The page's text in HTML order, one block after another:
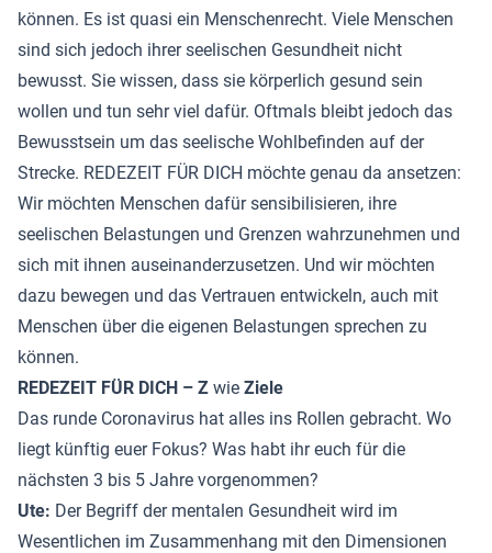
können. Es ist quasi ein Menschenrecht. Viele Menschen
sind sich jedoch ihrer seelischen Gesundheit nicht
bewusst. Sie wissen, dass sie körperlich gesund sein
wollen und tun sehr viel dafür. Oftmals bleibt jedoch das
Bewusstsein um das seelische Wohlbefinden auf der
Strecke. REDEZEIT FÜR DICH möchte genau da ansetzen:
Wir möchten Menschen dafür sensibilisieren, ihre
seelischen Belastungen und Grenzen wahrzunehmen und
sich mit ihnen auseinanderzusetzen. Und wir möchten
dazu bewegen und das Vertrauen entwickeln, auch mit
Menschen über die eigenen Belastungen sprechen zu
können.
REDEZEIT FÜR DICH – Z wie Ziele
Das runde Coronavirus hat alles ins Rollen gebracht. Wo
liegt künftig euer Fokus? Was habt ihr euch für die
nächsten 3 bis 5 Jahre vorgenommen?
Ute: Der Begriff der mentalen Gesundheit wird im
Wesentlichen im Zusammenhang mit den Dimensionen